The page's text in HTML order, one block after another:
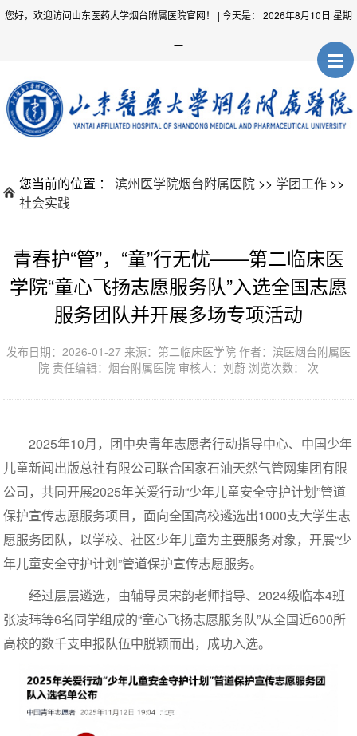
您好，欢迎访问山东医药大学烟台附属医院官网！ | 今天是： 2026年8月10日 星期
一
您当前的位置 ：滨州医学院烟台附属医院 >> 学团工作 >>
社会实践
青春护“管”，“童”行无忧——第二临床医
学院“童心飞扬志愿服务队”入选全国志愿
服务团队并开展多场专项活动
发布日期：2026-01-27 来源：第二临床医学院 作者：滨医烟台附属医
院 责任编辑：烟台附属医院 审核人：刘蔚 浏览次数： 次
2025年10月，团中央青年志愿者行动指导中心、中国少年
儿童新闻出版总社有限公司联合国家石油天然气管网集团有限
公司，共同开展2025年关爱行动“少年儿童安全守护计划”管道
保护宣传志愿服务项目，面向全国高校遴选出1000支大学生志
愿服务团队，以学校、社区少年儿童为主要服务对象，开展“少
年儿童安全守护计划”管道保护宣传志愿服务。
经过层层遴选，由辅导员宋韵老师指导、2024级临本4班
张凌玮等6名同学组成的“童心飞扬志愿服务队”从全国近600所
高校的数千支申报队伍中脱颖而出，成功入选。